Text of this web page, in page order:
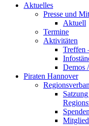
Aktuelles
Presse und
Aktuell
Termine
Aktivitäten
Treffen
Demos
Piraten Hannover
Spenden